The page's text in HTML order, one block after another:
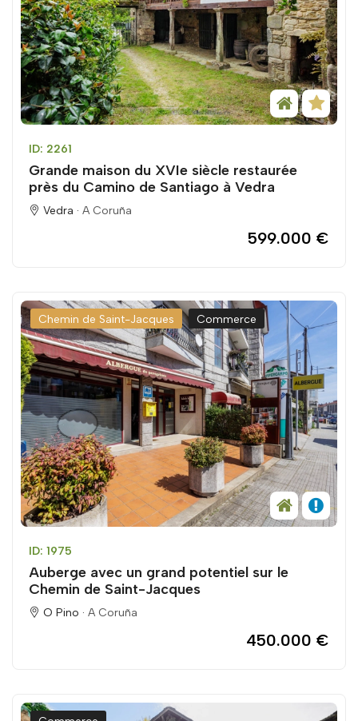
ID: 2261
Grande maison du XVIe siècle restaurée
près du Camino de Santiago à Vedra
Vedra · A Coruña
599.000 €
Chemin de Saint-Jacques Commerce
ID: 1975
Auberge avec un grand potentiel sur le
Chemin de Saint-Jacques
O Pino · A Coruña
450.000 €